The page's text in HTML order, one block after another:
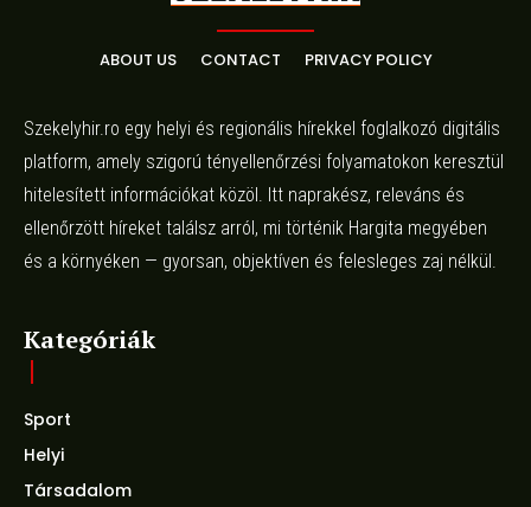
ABOUT US CONTACT PRIVACY POLICY
Szekelyhir.ro egy helyi és regionális hírekkel foglalkozó digitális
platform, amely szigorú tényellenőrzési folyamatokon keresztül
hitelesített információkat közöl. Itt naprakész, releváns és
ellenőrzött híreket találsz arról, mi történik Hargita megyében
és a környéken — gyorsan, objektíven és felesleges zaj nélkül.
Kategóriák
Sport
Helyi
Társadalom